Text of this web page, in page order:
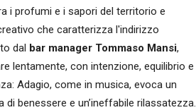
i profumi e i sapori del territorio e
che caratterizza l'indirizzo
dal bar manager Tommaso Mansi,
lentamente, con intenzione, equilibrio e
Adagio, come in musica, evoca un
benessere e un’ineffabile rilassatezza.